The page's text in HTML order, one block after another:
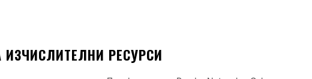
РЕСУРСИ